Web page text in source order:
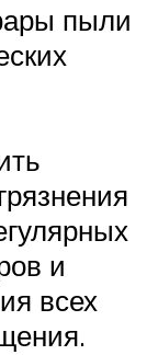
пыли
и
всех